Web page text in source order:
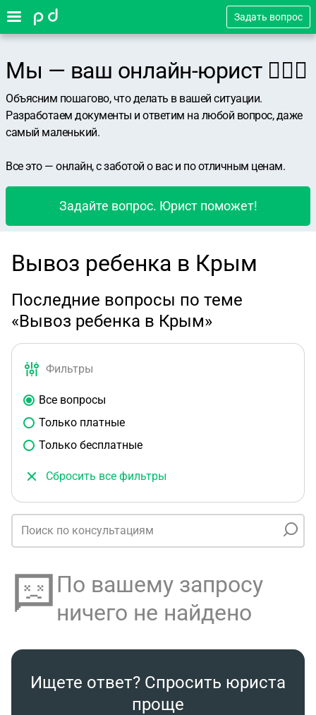
Задать вопрос
Мы — ваш онлайн-юрист 👨🏻‍⚖️
Объясним пошагово, что делать в вашей ситуации.
Разработаем документы и ответим на любой вопрос, даже
самый маленький.
Все это — онлайн, с заботой о вас и по отличным ценам.
Задайте вопрос. Юрист поможет!
Вывоз ребенка в Крым
Последние вопросы по теме
«Вывоз ребенка в Крым»
Фильтры
Все вопросы
Только платные
Только бесплатные
Сбросить все фильтры
По вашему запросу
ничего не найдено
Ищете ответ? Спросить юриста
проще